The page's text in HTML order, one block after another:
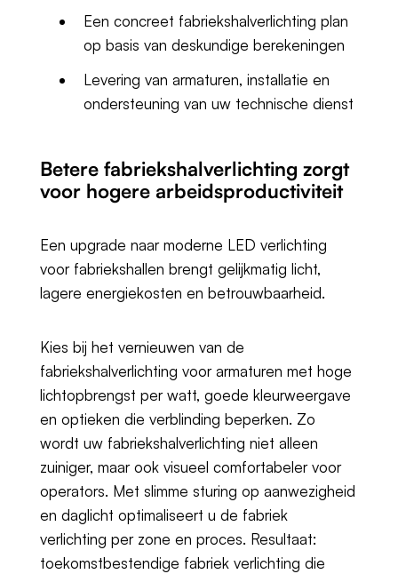
Een concreet fabriekshalverlichting plan
op basis van deskundige berekeningen
Levering van armaturen, installatie en
ondersteuning van uw technische dienst
Betere fabriekshalverlichting zorgt
voor hogere arbeidsproductiviteit
Een upgrade naar moderne LED verlichting
voor fabriekshallen brengt gelijkmatig licht,
lagere energiekosten en betrouwbaarheid.
Kies bij het vernieuwen van de
fabriekshalverlichting voor armaturen met hoge
lichtopbrengst per watt, goede kleurweergave
en optieken die verblinding beperken. Zo
wordt uw fabriekshalverlichting niet alleen
zuiniger, maar ook visueel comfortabeler voor
operators. Met slimme sturing op aanwezigheid
en daglicht optimaliseert u de fabriek
verlichting per zone en proces. Resultaat:
toekomstbestendige fabriek verlichting die